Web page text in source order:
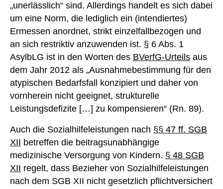
„unerlässlich“ sind. Allerdings handelt es sich dabei
um eine Norm, die lediglich ein (intendiertes)
Ermessen anordnet, strikt einzelfallbezogen und
an sich restriktiv anzuwenden ist. § 6 Abs. 1
AsylbLG ist in den Worten des BVerfG-Urteils aus
dem Jahr 2012 als „Ausnahmebestimmung für den
atypischen Bedarfsfall konzipiert und daher von
vornherein nicht geeignet, strukturelle
Leistungsdefizite […] zu kompensieren“ (Rn. 89).
Auch die Sozialhilfeleistungen nach §§ 47 ff. SGB
XII betreffen die beitragsunabhängige
medizinische Versorgung von Kindern. § 48 SGB
XII regelt, dass Bezieher von Sozialhilfeleistungen
nach dem SGB XII nicht gesetzlich pflichtversichert